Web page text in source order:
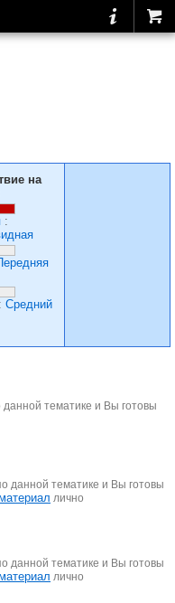
на
:
: Средний
тематике и Вы готовы
данной тематике и Вы готовы
лично
данной тематике и Вы готовы
лично